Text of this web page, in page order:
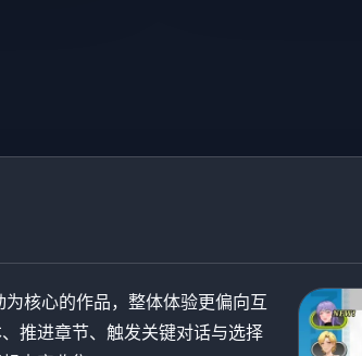
核心的作品，整体体验更偏向互
推进章节、触发关键对话与选择